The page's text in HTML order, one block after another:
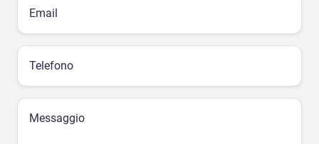
Email
Telefono
Messaggio